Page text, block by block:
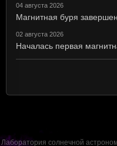
04 августа 2026
Магнитная буря
02 августа 2026
Началась первая
Лаборатория солнечной